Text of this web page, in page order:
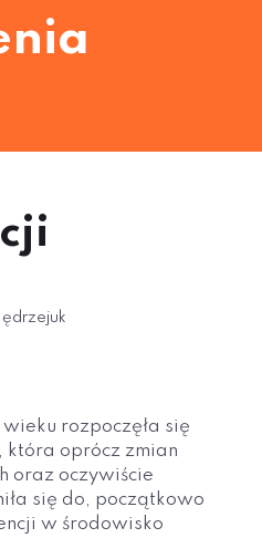
rozpoczęła się
która oprócz zmian
oraz oczywiście
się do, początkowo
w środowisko